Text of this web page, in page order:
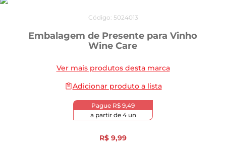
Código: 5024013
Embalagem de Presente para Vinho
Wine Care
Ver mais produtos desta marca
Adicionar produto a lista
Pague R$ 9,49
a partir de 4un
R$ 9,99